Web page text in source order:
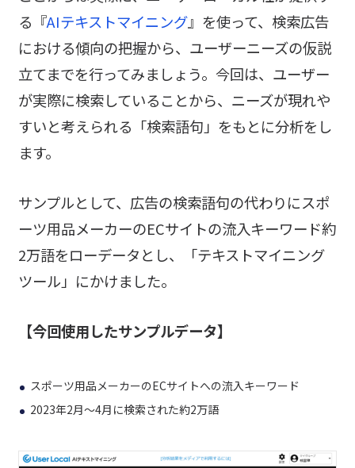
る『AIテキストマイニング』を使って、検索広告
における傾向の把握から、ユーザーニーズの仮説
立てまでを行ってみましょう。今回は、ユーザー
が実際に検索していることから、ニーズが現れや
すいと考えられる「検索語句」をもとに分析をし
ます。
サンプルとして、広告の検索語句の代わりにスポ
ーツ用品メーカーのECサイトの流入キーワード約
2万語をローデータとし、「テキストマイニング
ツール」にかけました。
【今回使用したサンプルデータ】
スポーツ用品メーカーのECサイトへの流入キーワード
2023年2月～4月に検索された約2万語